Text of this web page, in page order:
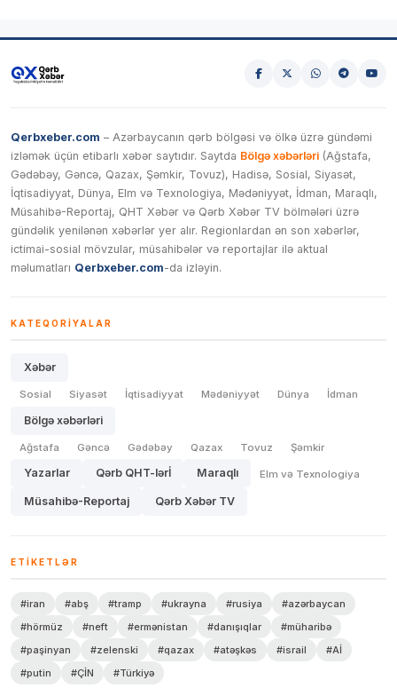
Qerbxeber.com – Azərbaycanın qərb bölgəsi və ölkə üzrə gündəmi
izləmək üçün etibarlı xəbər saytıdır. Saytda Bölgə xəbərləri (Ağstafa,
Gədəbəy, Gəncə, Qazax, Şəmkir, Tovuz), Hadisə, Sosial, Siyasət,
İqtisadiyyat, Dünya, Elm və Texnologiya, Mədəniyyət, İdman, Maraqlı,
Müsahibə-Reportaj, QHT Xəbər və Qərb Xəbər TV bölmələri üzrə
gündəlik yenilənən xəbərlər yer alır. Regionlardan ən son xəbərlər,
ictimai-sosial mövzular, müsahibələr və reportajlar ilə aktual
məlumatları Qerbxeber.com-da izləyin.
KATEQORIYALAR
Xəbər
Sosial Siyasət İqtisadiyyat Mədəniyyət Dünya İdman
Bölgə xəbərləri
Ağstafa Gəncə Gədəbəy Qazax Tovuz Şəmkir
Yazarlar Qərb QHT-lərİ Maraqlı Elm və Texnologiya
Müsahibə-Reportaj Qərb Xəbər TV
ETIKETLƏR
#iran #abş #tramp #ukrayna #rusiya
#azərbaycan
#hörmüz
#neft #ermənistan #danışıqlar
#müharibə
#paşinyan
#zelenski #qazax #atəşkəs #israil
#Aİ
#putin
#ÇİN #Türkiyə